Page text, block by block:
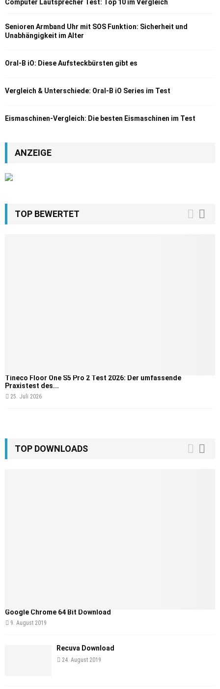
Computer Lautsprecher Test: Top 10 im Vergleich
Senioren Armband Uhr mit SOS Funktion: Sicherheit und
Unabhängigkeit im Alter
Oral-B iO: Diese Aufsteckbürsten gibt es
Vergleich & Unterschiede: Oral-B iO Series im Test
Eismaschinen-Vergleich: Die besten Eismaschinen im Test
ANZEIGE
TOP BEWERTET
Tineco Floor One S5 Pro 2 Test 2026: Der umfassende
Praxistest des...
25. Juli 2026
TOP DOWNLOADS
Google Chrome 64 Bit Download
9. August 2019
Recuva Download
24. August 2019